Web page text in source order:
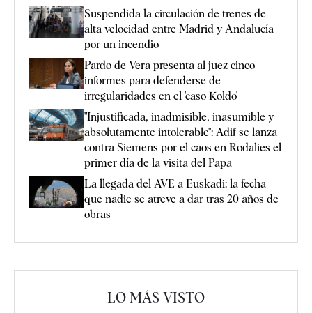
Suspendida la circulación de trenes de
alta velocidad entre Madrid y Andalucía
por un incendio
Pardo de Vera presenta al juez cinco
informes para defenderse de
irregularidades en el 'caso Koldo'
"Injustificada, inadmisible, inasumible y
absolutamente intolerable": Adif se lanza
contra Siemens por el caos en Rodalies el
primer día de la visita del Papa
La llegada del AVE a Euskadi: la fecha
que nadie se atreve a dar tras 20 años de
obras
LO MÁS VISTO